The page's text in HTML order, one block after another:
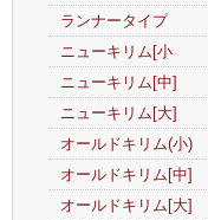
ランナータイプ
ニューキリム[小
ニューキリム[中]
ニューキリム[大]
オールドキリム(小)
オールドキリム[中]
オールドキリム[大]